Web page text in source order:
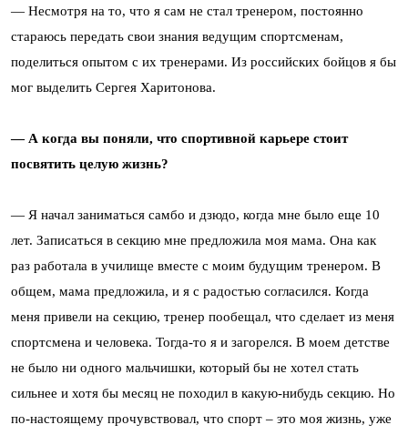
— Несмотря на то, что я сам не стал тренером, постоянно
стараюсь передать свои знания ведущим спортсменам,
поделиться опытом с их тренерами. Из российских бойцов я бы
мог выделить Сергея Харитонова.
— А когда вы поняли, что спортивной карьере стоит
посвятить целую жизнь?
— Я начал заниматься самбо и дзюдо, когда мне было еще 10
лет. Записаться в секцию мне предложила моя мама. Она как
раз работала в училище вместе с моим будущим тренером. В
общем, мама предложила, и я с радостью согласился. Когда
меня привели на секцию, тренер пообещал, что сделает из меня
спортсмена и человека. Тогда-то я и загорелся. В моем детстве
не было ни одного мальчишки, который бы не хотел стать
сильнее и хотя бы месяц не походил в какую-нибудь секцию. Но
по-настоящему прочувствовал, что спорт – это моя жизнь, уже